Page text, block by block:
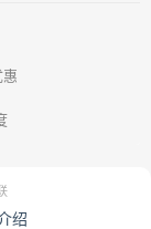
绍